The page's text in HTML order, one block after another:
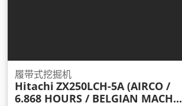
履带式挖掘机
Hitachi ZX250LCH-5A (AIRCO /
6.868 HOURS / BELGIAN MACH...